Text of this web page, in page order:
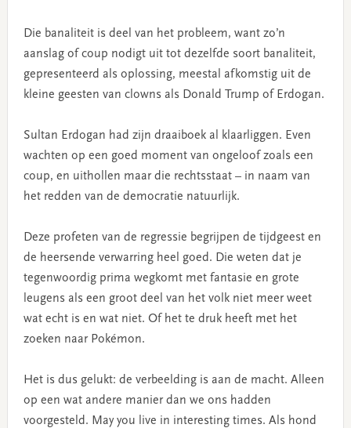
Die banaliteit is deel van het probleem, want zo’n
aanslag of coup nodigt uit tot dezelfde soort banaliteit,
gepresenteerd als oplossing, meestal afkomstig uit de
kleine geesten van clowns als Donald Trump of Erdogan.
Sultan Erdogan had zijn draaiboek al klaarliggen. Even
wachten op een goed moment van ongeloof zoals een
coup, en uithollen maar die rechtsstaat – in naam van
het redden van de democratie natuurlijk.
Deze profeten van de regressie begrijpen de tijdgeest en
de heersende verwarring heel goed. Die weten dat je
tegenwoordig prima wegkomt met fantasie en grote
leugens als een groot deel van het volk niet meer weet
wat echt is en wat niet. Of het te druk heeft met het
zoeken naar Pokémon.
Het is dus gelukt: de verbeelding is aan de macht. Alleen
op een wat andere manier dan we ons hadden
voorgesteld. May you live in interesting times. Als hond